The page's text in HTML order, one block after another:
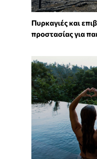
Πυρκαγιές και
προστασίας για